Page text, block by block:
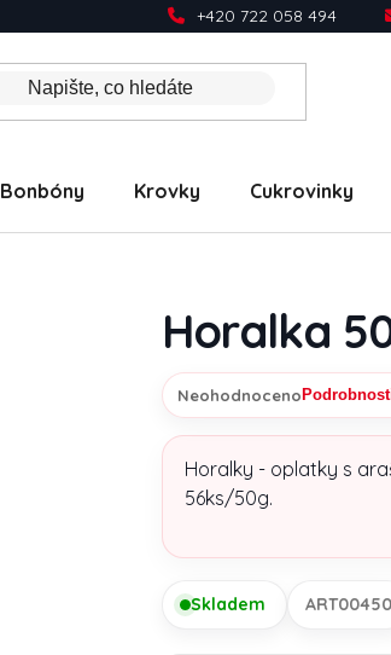
+420 722 058 494
Bonbóny Krovky Cukrovinky
Horalka
Průměrné hodnocení
Neohodnoceno
Horalky - oplatky s
56ks/50g.
Skladem ART00450